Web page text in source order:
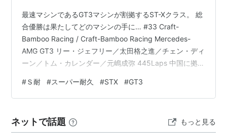
数多くのレースにおいて導入されている。
日本においてはスーパーGT、スーパー耐久などにおい
て導入されている。
マクラーレン650S GT3
最速マシンであるGT3マシンが割拠するST-Xクラス。 総
合優勝は果たしてどのマシンの手に… #33 Craft-
Bamboo Racing / Craft-Bamboo Racing Mercedes-
AMG GT3 リー・ジェフリー／太田格之進／チェン・ディ
ーン／トム・カレンダー／元嶋成弥 445Laps 中国に拠点
格之進のイメージもすっかり馴染んできましたねー。
#81 GTNET MotorSports / DAISHIN GT-R GT3 大八木龍
457Laps サー…
#Ｓ耐 #スーパー耐久 #STX #GT3
ネットで話題 もっと見る